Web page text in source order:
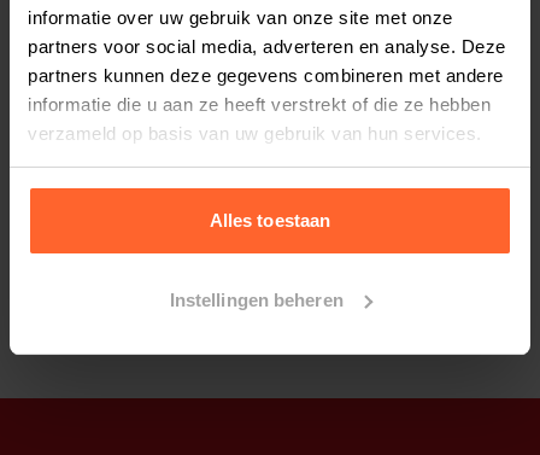
informatie over uw gebruik van onze site met onze
partners voor social media, adverteren en analyse. Deze
partners kunnen deze gegevens combineren met andere
informatie die u aan ze heeft verstrekt of die ze hebben
verzameld op basis van uw gebruik van hun services.
Alles toestaan
Instellingen beheren
Elke
8 weken
Elke
10 weken
Elke
12 weken
Bestelherinnering instellen